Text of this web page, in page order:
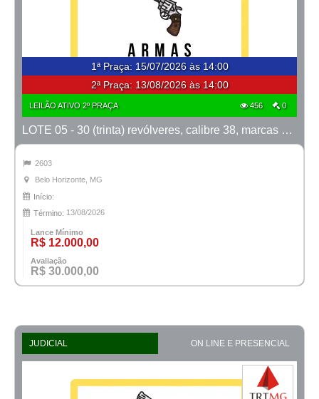
1ª Praça: 15/07/2026 às 14:00
2ª Praça: 13/08/2026 às 14:00
LEILÃO ATIVO 2º PRAÇA 456 0
LOTE 05 - 30 (trinta) revólveres, calibre 38, marcas Taurus e Rossi
2603
Belo Horizonte, MG
Início:
Término: 13/08/2026
Lance Mínimo
R$ 12.000,00
Avaliação
R$ 30.000,00
JUDICIAL ON LINE E PRESENCIAL